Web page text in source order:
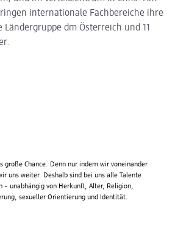
internationale Fachbereiche ihre
Ländergruppe dm Österreich und 11
große Chance. Denn nur indem wir voneinander
uns weiter. Deshalb sind bei uns alle Talente
– unabhängig von Herkunft, Alter, Religion,
sexueller Orientierung und Identität.